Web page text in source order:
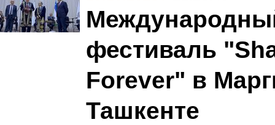
фестиваль
Forever" в
Ташкенте